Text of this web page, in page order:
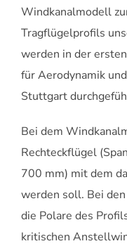
Windkanalmodell
Tragflügelprofils
werden in der
für Aerodynamik
Stuttgart
Bei dem
Rechteckflügel
700 mm) mit dem
werden soll. Bei
die Polare des
kritischen